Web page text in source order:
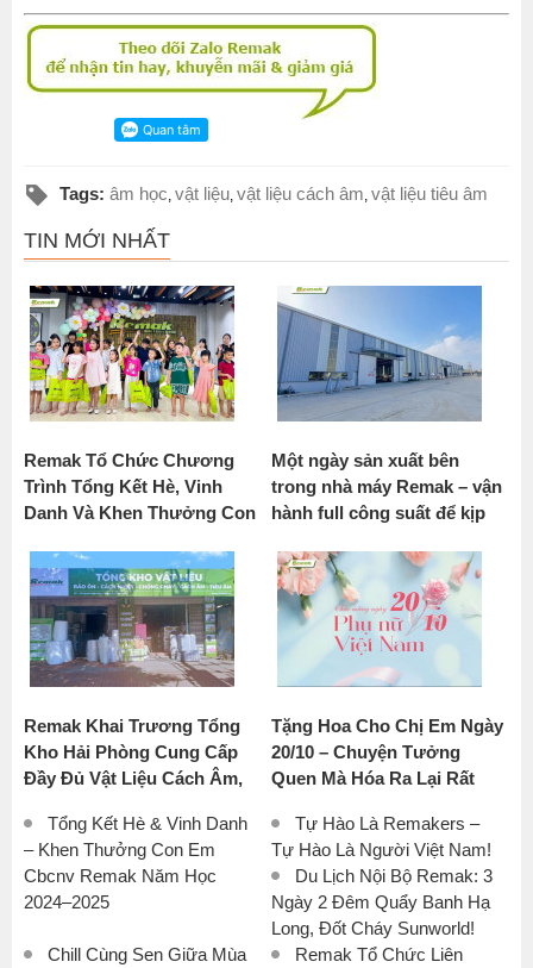
Tags: âm học vật liệu vật liệu cách âm vật liệu tiêu âm
TIN MỚI NHẤT
Remak Tổ Chức Chương
Trình Tổng Kết Hè, Vinh
Danh Và Khen Thưởng Con
2026
Một ngày sản xuất bên
trong nhà máy Remak – vận
hành full công suất để kịp
Remak Khai Trương Tổng
Kho Hải Phòng Cung Cấp
Đầy Đủ Vật Liệu Cách Âm,
Cháy Chính Hãng - Giao
Nhanh, Tư Vấn Chuyên
Nghiệp.
Tặng Hoa Cho Chị Em Ngày
20/10 – Chuyện Tưởng
Quen Mà Hóa Ra Lại Rất
Tự Tay Chuẩn Bị Mọi Thứ
Từ A Đến Z
Tổng Kết Hè & Vinh Danh
– Khen Thưởng Con Em
Cbcnv Remak Năm Học
2024–2025
Tự Hào Là Remakers –
Tự Hào Là Người Việt Nam!
Du Lịch Nội Bộ Remak: 3
Ngày 2 Đêm Quẩy Banh Hạ
Long, Đốt Cháy Sunworld!
Chill Cùng Sen Giữa Mùa
Remak Tổ Chức Liên